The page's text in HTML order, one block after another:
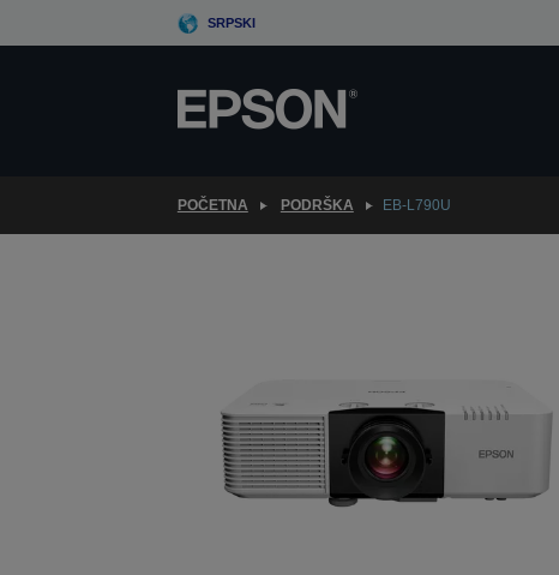
to
SRPSKI
POČETNA PODRŠKA EB-L790U